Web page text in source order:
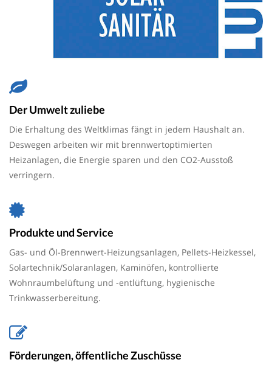
Der Umwelt zuliebe
Die Erhaltung des Weltklimas fängt in jedem Haushalt an.
Deswegen arbeiten wir mit brennwertoptimierten
Heizanlagen, die Energie sparen und den CO2-Ausstoß
verringern.
Produkte und Service
Gas- und Öl-Brennwert-Heizungsanlagen, Pellets-Heizkessel,
Solartechnik/Solaranlagen, Kaminöfen, kontrollierte
Wohnraumbelüftung und -entlüftung, hygienische
Trinkwasserbereitung.
Förderungen, öffentliche Zuschüsse